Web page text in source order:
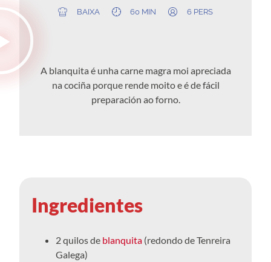
BAIXA 60 MIN 6 PERS
A blanquita é unha carne magra moi apreciada
na cociña porque rende moito e é de fácil
preparación ao forno.
Ingredientes
2 quilos de blanquita (redondo de Tenreira
Galega)